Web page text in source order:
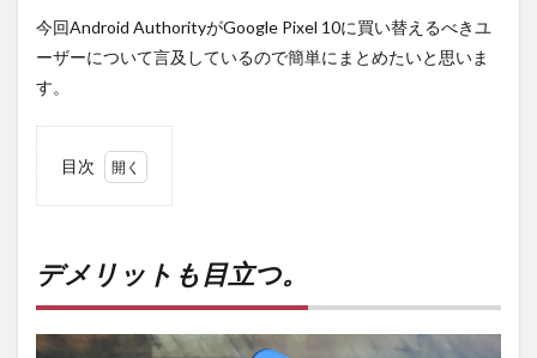
今回Android AuthorityがGoogle Pixel 10に買い替えるべきユ
ーザーについて言及しているので簡単にまとめたいと思いま
す。
目次
トも
目立
つ。
デメリットも目立つ。